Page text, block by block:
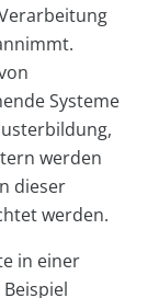
Systeme
werden
dieser
werden.
in einer